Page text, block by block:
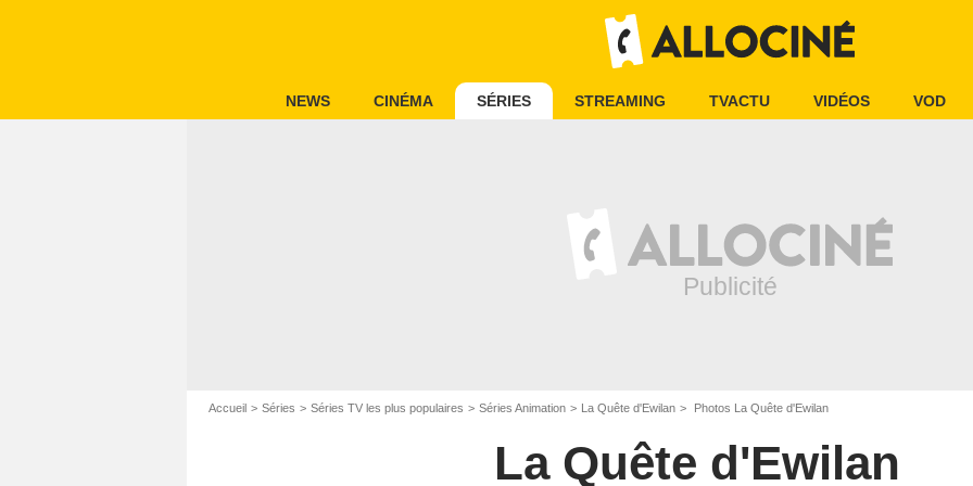
NEWS CINÉMA SÉRIES STREAMING TVACTU VIDÉOS VOD
Accueil Séries Séries TV les plus populaires Séries Animation La Quête d'Ewilan Photos La Quête d'Ewilan
La Quête d'Ewilan